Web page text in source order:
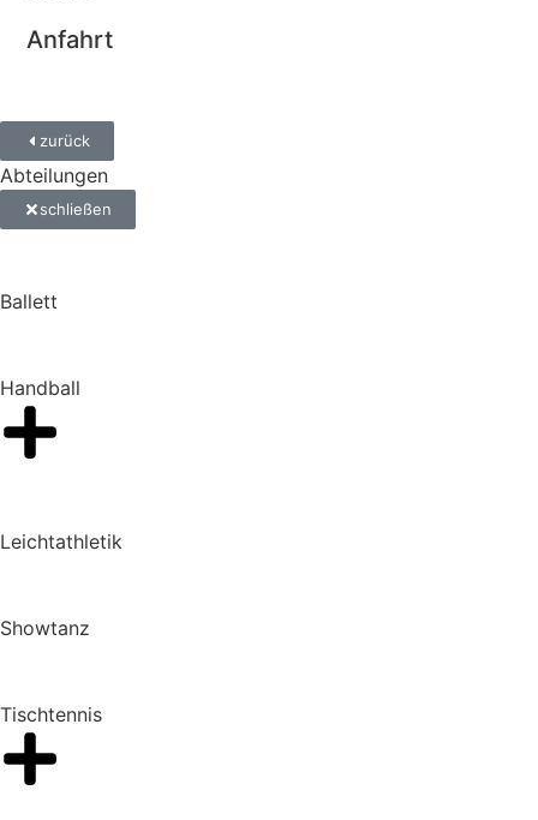
Anfahrt
zurück
Abteilungen
schließen
Ballett
Handball
Leichtathletik
Showtanz
Tischtennis